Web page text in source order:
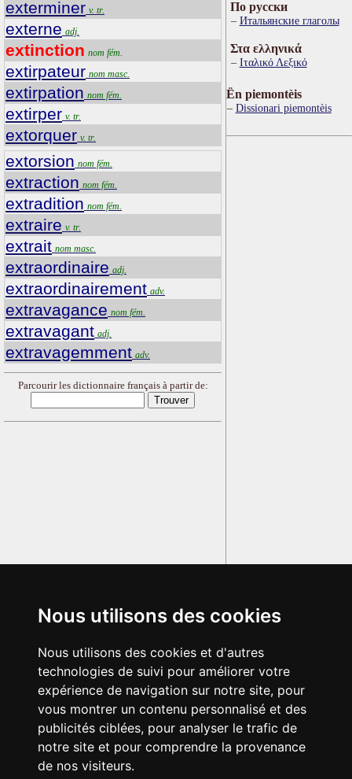
Nous utilisons des cookies
Nous utilisons des cookies et d'autres
technologies de suivi pour améliorer votre
expérience de navigation sur notre site, pour
vous montrer un contenu personnalisé et des
publicités ciblées, pour analyser le trafic de
notre site et pour comprendre la provenance
de nos visiteurs.
exterminer v. tr.
externe adj.
extinction nom fém.
extirpateur nom masc.
extirpation nom fém.
extirper v. tr.
extorquer v. tr.
extorsion nom fém.
extraction nom fém.
extradition nom fém.
extraire v. tr.
extrait nom masc.
extraordinaire adj.
extraordinairement adv.
extravagance nom fém.
extravagant adj.
extravagemment adv.
Parcourir les dictionnaire français à partir de:
По русски
Итальянские глаголы
Στα ελληνικά
Ιταλικό Λεξικό
Ën piemontèis
Dissionari piemontèis